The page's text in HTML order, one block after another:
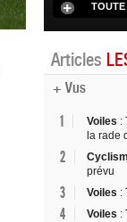
Articles
+ Vus
1 Voiles :
la rade
2
prévu
3 Voiles :
4 Voiles :